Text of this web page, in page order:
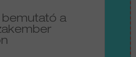
bemutató a